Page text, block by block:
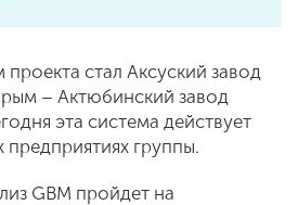
стал Аксуский завод
– Актюбинский завод
эта система действует
предприятиях группы.
GBM пройдет на